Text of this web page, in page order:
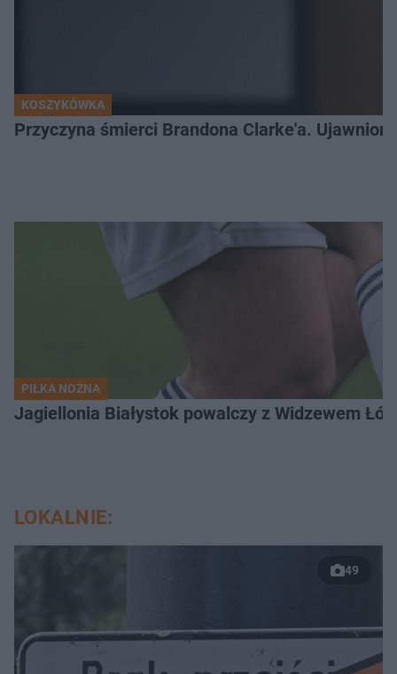
KOSZYKÓWKA
Przyczyna śmierci Brandona Clarke'a.
PIŁKA NOŻNA
Jagiellonia Białystok powalczy z Widzewem
LOKALNIE:
49